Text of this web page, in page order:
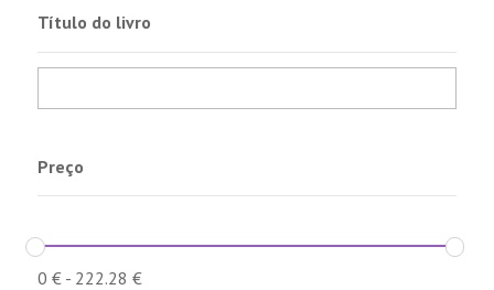
Título do livro
Preço
0 €- 222.28 €